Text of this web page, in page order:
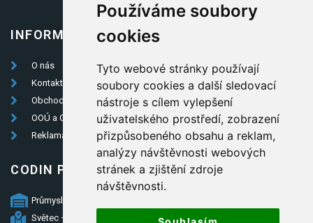
Používáme soubory
cookies
Tyto webové stránky používají
soubory cookies a další sledovací
nástroje s cílem vylepšení
uživatelského prostředí, zobrazení
přizpůsobeného obsahu a reklam,
analýzy návštěvnosti webových
stránek a zjištění zdroje
návštěvnosti.
INFORMACE
O nás
Kontakty
Obchodní podmínky
OOÚ a GDPR
Reklamační formulář
PRODUKTY
Pelety
Uhelné brikety
Dřevěné brikety
Pytlované uhlí
Volně ložené uhlí
CODIN PLUS S.R.O.
Průmyslový Areál CODIN
Světec – Chotějovice 418 04